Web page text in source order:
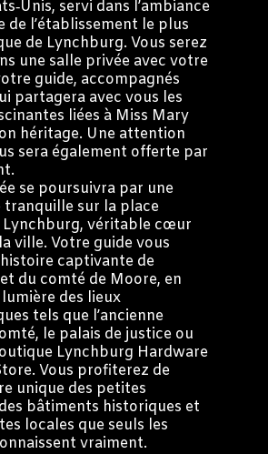
servi dans l’ambiance
de l’établissement le plus
de Lynchburg. Vous serez
une salle privée avec votre
guide, accompagnés
partagera avec vous les
liées à Miss Mary
héritage. Une attention
sera également offerte par
se poursuivra par une
tranquille sur la place
Lynchburg, véritable cœur
ville. Votre guide vous
captivante de
du comté de Moore, en
des lieux
tels que l’ancienne
le palais de justice ou
Lynchburg Hardware
Vous profiterez de
unique des petites
bâtiments historiques et
locales que seuls les
vraiment.